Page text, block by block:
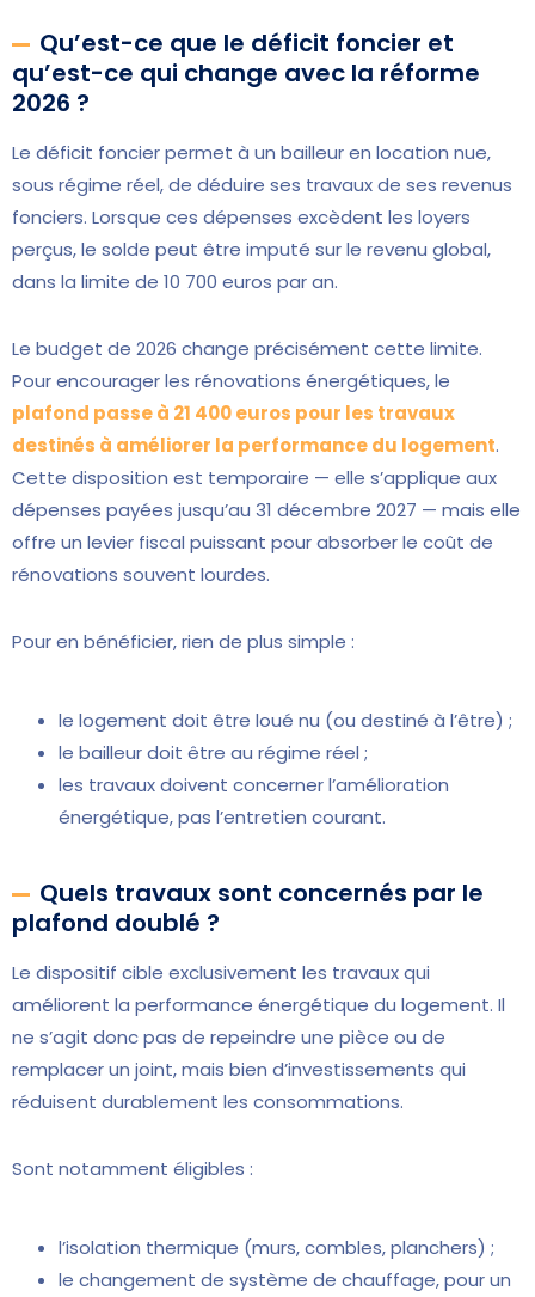
Qu’est-ce que le déficit foncier et
qu’est-ce qui change avec la réforme
2026 ?
Le déficit foncier permet à un bailleur en location nue,
sous régime réel, de déduire ses travaux de ses revenus
fonciers. Lorsque ces dépenses excèdent les loyers
perçus, le solde peut être imputé sur le revenu global,
dans la limite de 10 700 euros par an.
Le budget de 2026 change précisément cette limite.
Pour encourager les rénovations énergétiques, le
plafond passe à 21 400 euros pour les travaux
destinés à améliorer la performance du logement.
Cette disposition est temporaire — elle s’applique aux
dépenses payées jusqu’au 31 décembre 2027 — mais elle
offre un levier fiscal puissant pour absorber le coût de
rénovations souvent lourdes.
Pour en bénéficier, rien de plus simple :
le logement doit être loué nu (ou destiné à l’être) ;
le bailleur doit être au régime réel ;
les travaux doivent concerner l’amélioration
énergétique, pas l’entretien courant.
Quels travaux sont concernés par le
plafond doublé ?
Le dispositif cible exclusivement les travaux qui
améliorent la performance énergétique du logement. Il
ne s’agit donc pas de repeindre une pièce ou de
remplacer un joint, mais bien d’investissements qui
réduisent durablement les consommations.
Sont notamment éligibles :
l’isolation thermique (murs, combles, planchers) ;
le changement de système de chauffage, pour un